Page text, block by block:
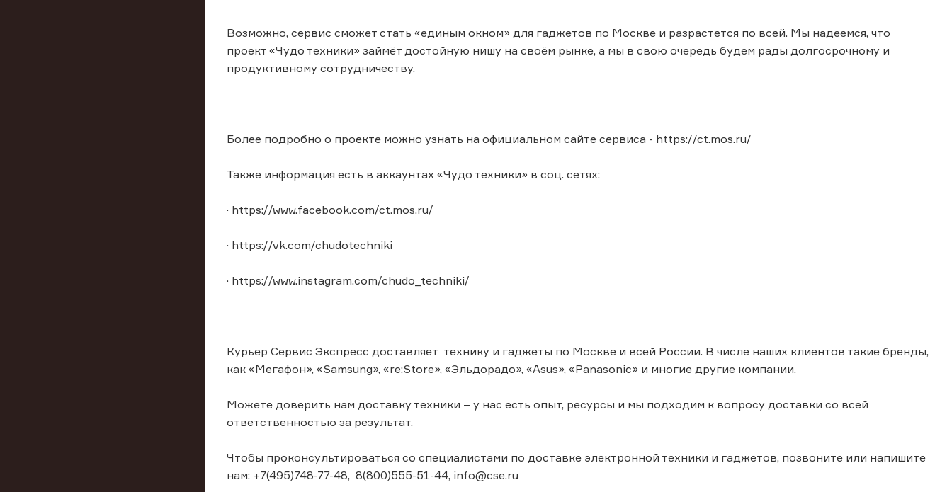
Возможно, сервис сможет стать «единым окном» для гаджетов по Москве и разрастется по всей. Мы надеемся, что
проект «Чудо техники» займёт достойную нишу на своём рынке, а мы в свою очередь будем рады долгосрочному и
продуктивному сотрудничеству.
Более подробно о проекте можно узнать на официальном сайте сервиса - https://ct.mos.ru/
Также информация есть в аккаунтах «Чудо техники» в соц. сетях:
· https://www.facebook.com/ct.mos.ru/
· https://vk.com/chudotechniki
· https://www.instagram.com/chudo_techniki/
Курьер Сервис Экспресс доставляет технику и гаджеты по Москве и всей России. В числе наших клиентов такие бренды,
как «Мегафон», «Samsung», «re:Store», «Эльдорадо», «Asus», «Panasonic» и многие другие компании.
Можете доверить нам доставку техники – у нас есть опыт, ресурсы и мы подходим к вопросу доставки со всей
ответственностью за результат.
Чтобы проконсультироваться со специалистами по доставке электронной техники и гаджетов, позвоните или напишите
нам: +7(495)748-77-48, 8(800)555-51-44, info@cse.ru